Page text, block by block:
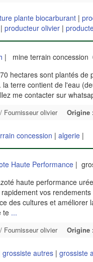
plante biocarburant |
| producteur olivier|
| mine terrain concession
hectares sont plantés
terre contient de l'eau
me contacter sur
Fournisseur olivier Origine
concession | algerie|
Haute Performance|
haute performance
vos
des cultures et
te ...
Fournisseur olivier Origine
grossiste autres| grossiste